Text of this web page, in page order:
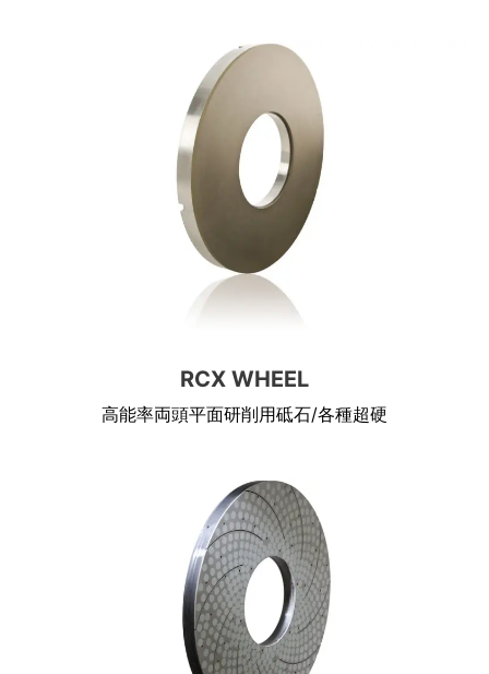
RCX WHEEL
高能率両頭平面研削用砥石/各種超硬